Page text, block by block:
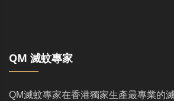
QM 滅蚊專家
QM滅蚊專家在香港獨家生產最專業的